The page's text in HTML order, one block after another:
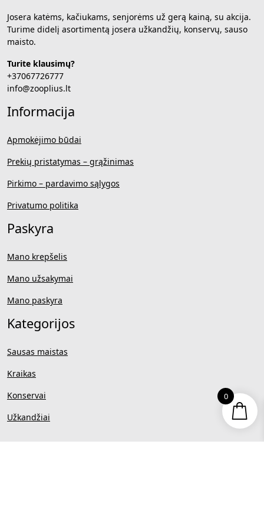
Josera katėms, kačiukams, senjorėms už gerą kainą, su akcija.
Turime didelį asortimentą josera užkandžių, konservų, sauso
maisto.
Turite klausimų?
+37067726777
info@zooplius.lt
Informacija
Apmokėjimo būdai
Prekių pristatymas – grąžinimas
Pirkimo – pardavimo sąlygos
Privatumo politika
Paskyra
Mano krepšelis
Mano užsakymai
Mano paskyra
Kategorijos
Sausas maistas
Kraikas
Konservai
Užkandžiai
0